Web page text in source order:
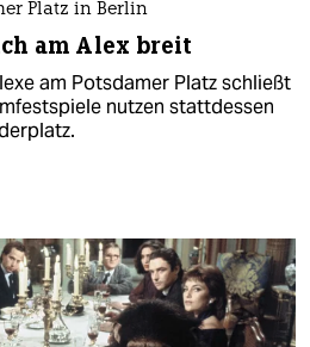
Platz in Berlin
am Alex breit
am Potsdamer Platz schließt
nutzen stattdessen